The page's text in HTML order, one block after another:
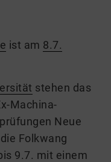
ist am 8.7.
stehen das
Machina-
Neue
Folkwang
9.7. mit einem